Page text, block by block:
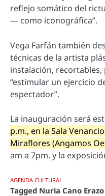
reflejo somático del
— como iconográfica”.
Vega Farfán también
técnicas de la artista
instalación,
“estimular un ejercicio
espectador”.
La inauguración será
p.m., en la Sala
Miraflores (Angamos
am a 7pm. y la
AGENDA CULTURAL
Tagged Nuria Cano Erazo